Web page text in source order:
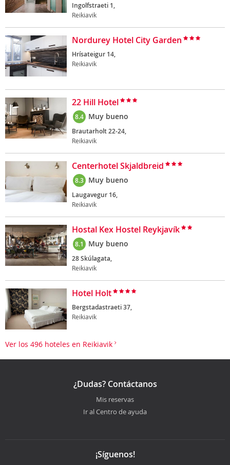
Ingolfstraeti 1,
Reikiavik
Nordurey Hotel City Garden
Hrísateigur 14,
Reikiavik
22 Hill Hotel
8.4 Muy bueno
Brautarholt 22-24,
Reikiavik
Centerhotel Skjaldbreid
8.3 Muy bueno
Laugavegur 16,
Reikiavik
Hostal Kex Hostel Reykjavík
8.1 Muy bueno
28 Skúlagata,
Reikiavik
Hotel Holt
Bergstadastraeti 37,
Reikiavik
Ver los 496 hoteles en Reikiavik
¿Dudas? Contáctanos
Mis reservas
Ir al Centro de ayuda
¡Síguenos!